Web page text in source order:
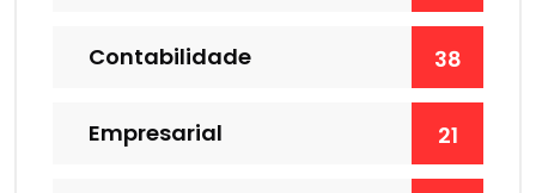
Contabilidade 38
Empresarial 21